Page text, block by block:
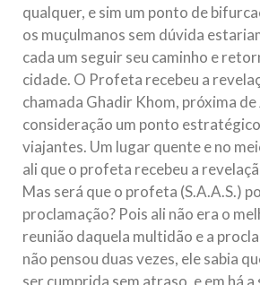
qualquer, e sim um ponto de
os muçulmanos sem dúvida
cada um seguir seu caminho e
cidade. O Profeta recebeu a
chamada Ghadir Khom, próxima de
consideração um ponto
viajantes. Um lugar quente e no
ali que o profeta recebeu a
Mas será que o profeta (S.A.A.S.)
proclamação? Pois ali não era o
reunião daquela multidão e a
não pensou duas vezes, ele sabia
ser cumprida sem atraso, e em há